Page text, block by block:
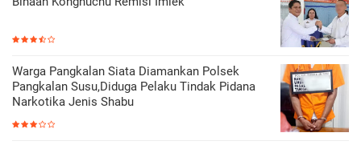
Warga Pangkalan Siata Diamankan Polsek
Pangkalan Susu,Diduga Pelaku Tindak Pidana
Narkotika Jenis Shabu